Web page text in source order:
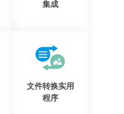
集成
文件转换实用
程序